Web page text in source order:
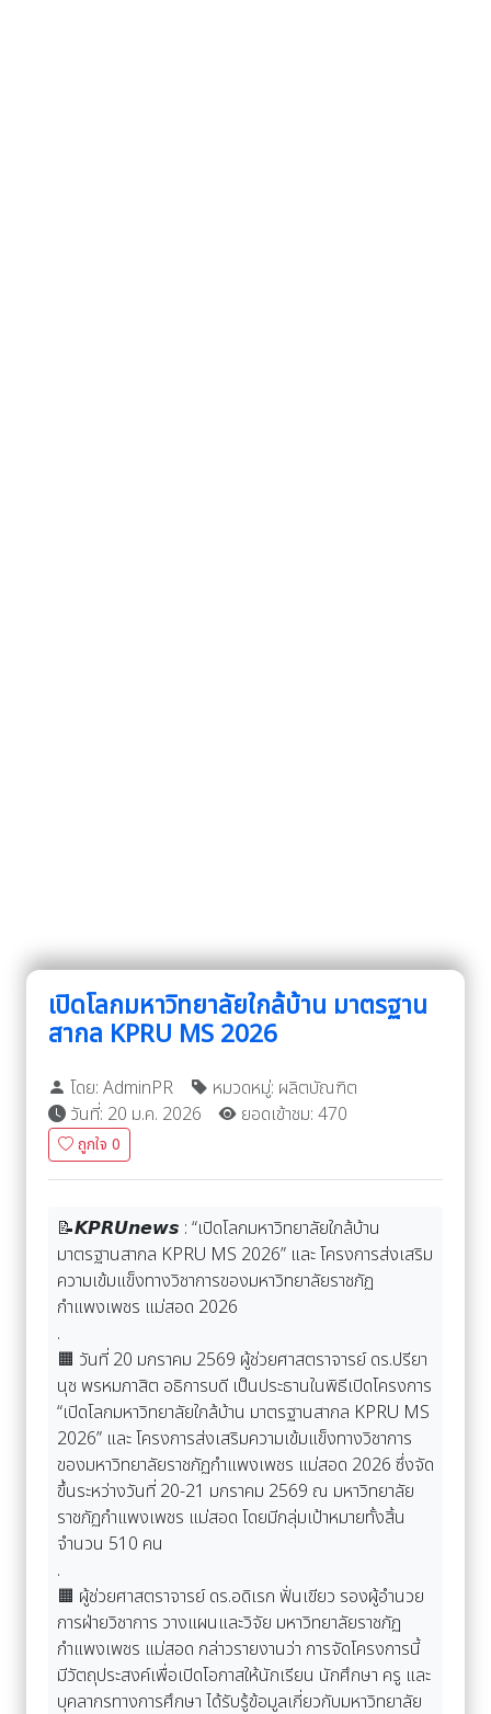
เปิดโลกมหาวิทยาลัยใกล้บ้าน มาตรฐาน
สากล KPRU MS 2026
โดย: AdminPR
หมวดหมู่: ผลิตบัณฑิต
วันที่: 20 ม.ค. 2026
ยอดเข้าชม: 470
ถูกใจ 0
📝𝙆𝙋𝙍𝙐𝙣𝙚𝙬𝙨 : “เปิดโลกมหาวิทยาลัยใกล้บ้าน
มาตรฐานสากล KPRU MS 2026” และ โครงการส่งเสริม
ความเข้มแข็งทางวิชาการของมหาวิทยาลัยราชภัฏ
กำแพงเพชร แม่สอด 2026
.
🟧 วันที่ 20 มกราคม 2569 ผู้ช่วยศาสตราจารย์ ดร.ปรียา
นุช พรหมภาสิต อธิการบดี เป็นประธานในพิธีเปิดโครงการ
“เปิดโลกมหาวิทยาลัยใกล้บ้าน มาตรฐานสากล KPRU MS
2026” และ โครงการส่งเสริมความเข้มแข็งทางวิชาการ
ของมหาวิทยาลัยราชภัฏกำแพงเพชร แม่สอด 2026 ซึ่งจัด
ขึ้นระหว่างวันที่ 20-21 มกราคม 2569 ณ มหาวิทยาลัย
ราชภัฏกำแพงเพชร แม่สอด โดยมีกลุ่มเป้าหมายทั้งสิ้น
จำนวน 510 คน
.
🟧 ผู้ช่วยศาสตราจารย์ ดร.อดิเรก ฟั่นเขียว รองผู้อำนวย
การฝ่ายวิชาการ วางแผนและวิจัย มหาวิทยาลัยราชภัฏ
กำแพงเพชร แม่สอด กล่าวรายงานว่า การจัดโครงการนี้
มีวัตถุประสงค์เพื่อเปิดโอกาสให้นักเรียน นักศึกษา ครู และ
บุคลากรทางการศึกษา ได้รับรู้ข้อมูลเกี่ยวกับมหาวิทยาลัย